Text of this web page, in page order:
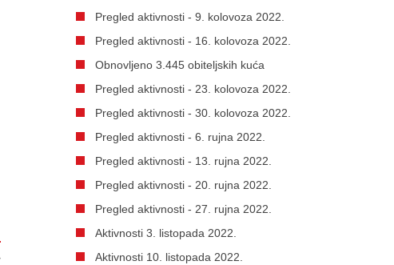
Pregled aktivnosti - 9. kolovoza 2022.
Pregled aktivnosti - 16. kolovoza 2022.
Obnovljeno 3.445 obiteljskih kuća
Pregled aktivnosti - 23. kolovoza 2022.
Pregled aktivnosti - 30. kolovoza 2022.
Pregled aktivnosti - 6. rujna 2022.
Pregled aktivnosti - 13. rujna 2022.
Pregled aktivnosti - 20. rujna 2022.
Pregled aktivnosti - 27. rujna 2022.
Aktivnosti 3. listopada 2022.
Aktivnosti 10. listopada 2022.